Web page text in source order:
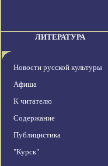
ЛИТЕРАТУРА
Новости русской культуры
Афиша
К читателю
Содержание
Публицистика
"Курск"